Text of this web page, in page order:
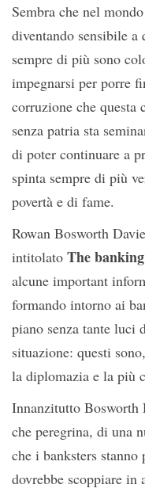
Sembra che nel
diventando sensibile
sempre di più sono
impegnarsi per porre
corruzione che questa
senza patria sta
di poter continuare a
spinta sempre di più
povertà e di fame.
Rowan Bosworth
intitolato The
alcune important
formando intorno ai
piano senza tante luci
situazione: questi
la diplomazia e la più
Innanzitutto Bosworth
che peregrina, di una
che i banksters
dovrebbe scoppiare in